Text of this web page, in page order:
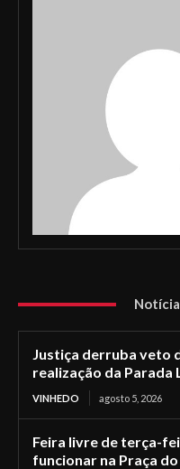
Justiça derruba veto
realização da Parada
VINHEDO agosto 5, 2026
Feira livre de terça-
funcionar na Praça